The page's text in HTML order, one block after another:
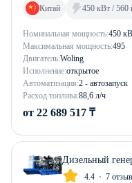
Номинальная мощность:450
Максимальная мощность:495
Двигатель:Woling
Исполнение:открытое
Автоматизация:2 - автозапуск
Расход топлива:88,6 л/ч
Китай 450 кВт / 560
от 22 689 517 ₸
Дизельный
4.4 7